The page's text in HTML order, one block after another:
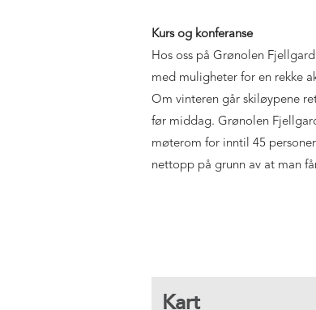
Kurs og konferanse
Hos oss på Grønolen
med muligheter for en rekke
Om vinteren går skiløypene
før middag. Grønolen
møterom for inntil 45
nettopp på grunn av at man
Kart